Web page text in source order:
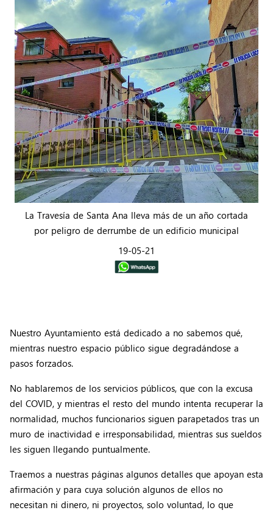
La Travesía de Santa Ana lleva más de un año cortada
por peligro de derrumbe de un edificio municipal
19-05-21
Nuestro Ayuntamiento está dedicado a no sabemos qué,
mientras nuestro espacio público sigue degradándose a
pasos forzados.
No hablaremos de los servicios públicos, que con la excusa
del COVID, y mientras el resto del mundo intenta recuperar la
normalidad, muchos funcionarios siguen parapetados tras un
muro de inactividad e irresponsabilidad, mientras sus sueldos
les siguen llegando puntualmente.
Traemos a nuestras páginas algunos detalles que apoyan esta
afirmación y para cuya solución algunos de ellos no
necesitan ni dinero, ni proyectos, solo voluntad, lo que